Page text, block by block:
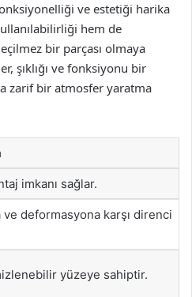
ve estetiği harika
hem de
bir parçası olmaya
şıklığı ve fonksiyonu bir
zarif bir atmosfer yaratma
imkanı sağlar.
ve deformasyona karşı direnci
yüzeye sahiptir.